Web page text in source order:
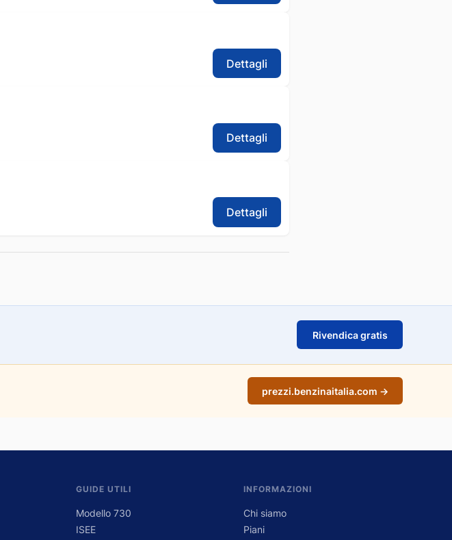
Dettagli
Dettagli
Dettagli
Rivendica gratis
prezzi.benzinaitalia.com →
GUIDE UTILI
Modello 730
ISEE
INFORMAZIONI
Chi siamo
Piani